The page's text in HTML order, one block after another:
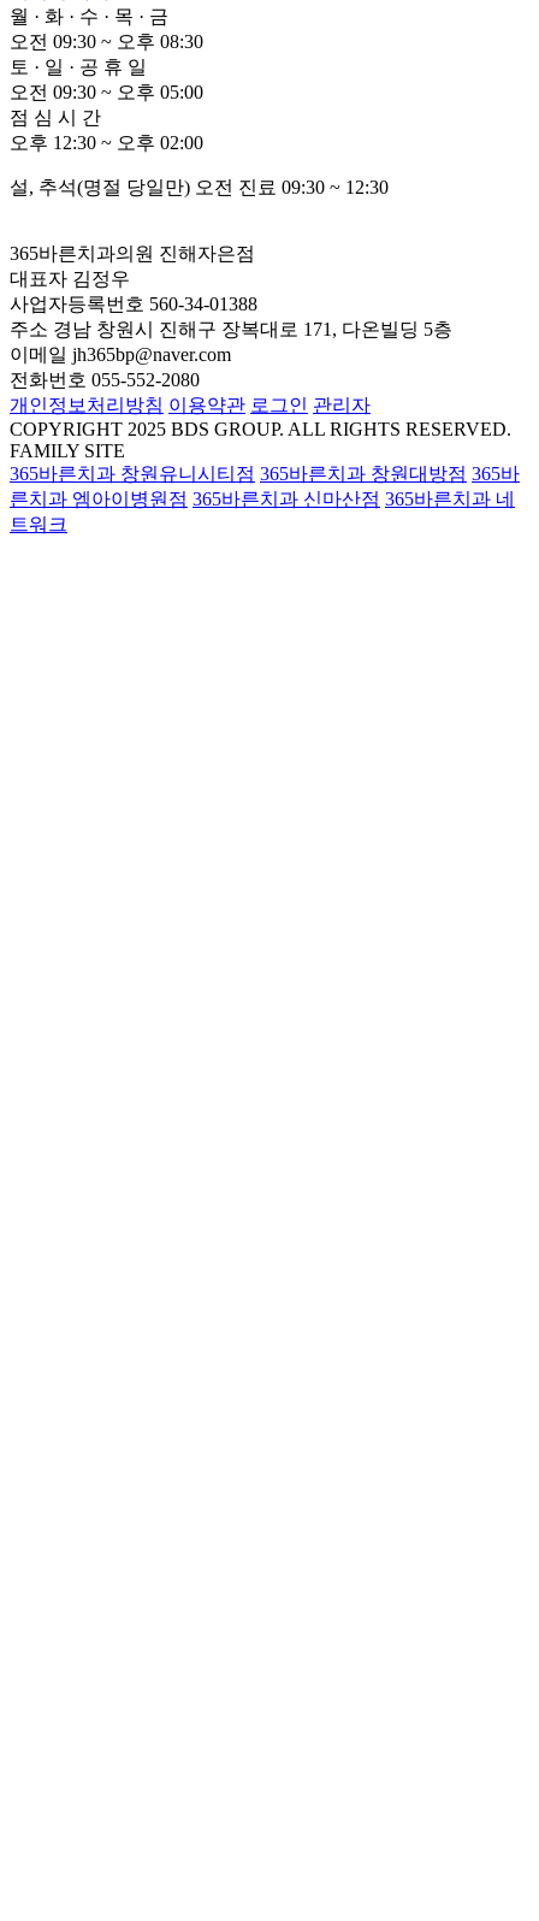
월 · 화 · 수 · 목 · 금
오전 09:30 ~ 오후 08:30
토 · 일 · 공 휴 일
오전 09:30 ~ 오후 05:00
점 심 시
간
오후 12:30 ~ 오후 02:00
설, 추석(명절 당일만) 오전 진료 09:30 ~ 12:30
365바른치과의원 진해자은점
대표자 김정우
사업자등록번호 560-34-01388
주소 경남 창원시 진해구 장복대로 171, 다온빌딩 5층
이메일 jh365bp@naver.com
전화번호 055-552-2080
개인정보처리방침 이용약관 로그인 관리자
COPYRIGHT 2025 BDS GROUP. ALL RIGHTS RESERVED.
FAMILY SITE
365바른치과 창원유니시티점 365바른치과 창원대방점 365바
른치과 엠아이병원점 365바른치과 신마산점 365바른치과 네
트워크